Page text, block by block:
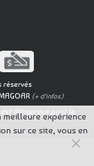
réservés
(+ d'infos)
dangereux pour la
expérience
sur ce site, vous en